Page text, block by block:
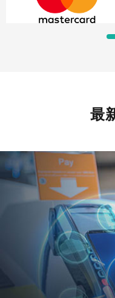
最